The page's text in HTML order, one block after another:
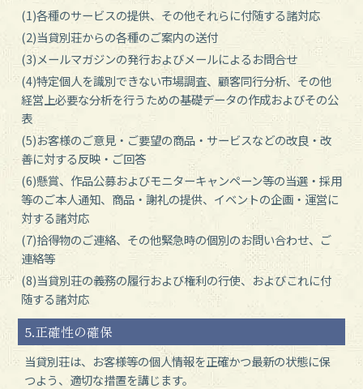
(1)各種のサービスの提供、その他それらに付随する諸対応
(2)当貸別荘からの各種のご案内の送付
(3)メールマガジンの発行およびメールによるお問合せ
(4)特定個人を識別できない市場調査、顧客同行分析、その他
経営上必要な分析を行うための基礎データの作成およびその公
表
(5)お客様のご意見・ご要望の商品・サービスなどの改良・改
善に対する反映・ご回答
(6)懸賞、作品公募およびモニターキャンペーン等の当選・採用
等のご本人通知、商品・謝礼の提供、イベントの企画・運営に
対する諸対応
(7)拾得物のご連絡、その他緊急時の個別のお問い合わせ、ご
連絡等
(8)当貸別荘の義務の履行および権利の行使、およびこれに付
随する諸対応
5.正確性の確保
当貸別荘は、お客様等の個人情報を正確かつ最新の状態に保
つよう、適切な措置を講じます。